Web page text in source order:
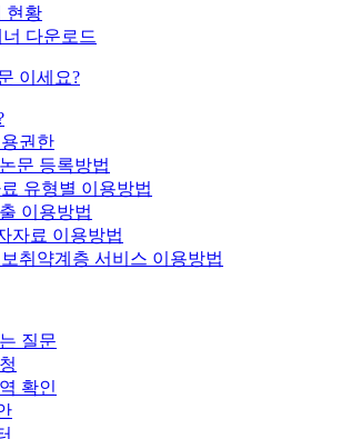
현황
다운로드
이세요?
권한
문 등록방법
유형별 이용방법
이용방법
자료 이용방법
취약계층 서비스 이용방법
질문
확인